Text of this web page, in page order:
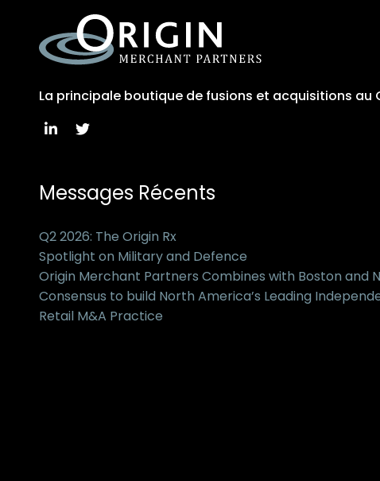
La principale boutique de fusions et acquisitions au
Messages Récents
Q2 2026: The Origin Rx
Spotlight on Military and Defence
Origin Merchant Partners Combines with Boston and
Consensus to build North America’s Leading
Retail M&A Practice